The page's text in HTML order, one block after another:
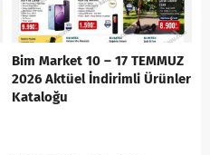
Bim Market 10 – 17 TEMMUZ
2026 Aktüel İndirimli Ürünler
Kataloğu